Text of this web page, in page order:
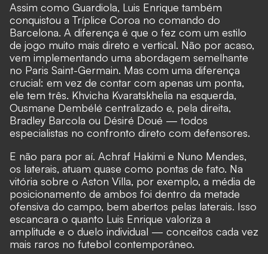
Assim como Guardiola, Luis Enrique também
conquistou a Tríplice Coroa no comando do
Barcelona. A diferença é que o fez com um estilo
de jogo muito mais direto e vertical. Não por acaso,
vem implementando uma abordagem semelhante
no Paris Saint-Germain. Mas com uma diferença
crucial: em vez de contar com apenas um ponta,
ele tem três. Khvicha Kvaratskhelia na esquerda,
Ousmane Dembélé centralizado e, pela direita,
Bradley Barcola ou Désiré Doué — todos
especialistas no confronto direto com defensores.
E não para por aí. Achraf Hakimi e Nuno Mendes,
os laterais, atuam quase como pontas de fato. Na
vitória sobre o Aston Villa, por exemplo, a média de
posicionamento de ambos foi dentro da metade
ofensiva do campo, bem abertos pelas laterais. Isso
escancara o quanto Luis Enrique valoriza a
amplitude e o duelo individual — conceitos cada vez
mais raros no futebol contemporâneo.